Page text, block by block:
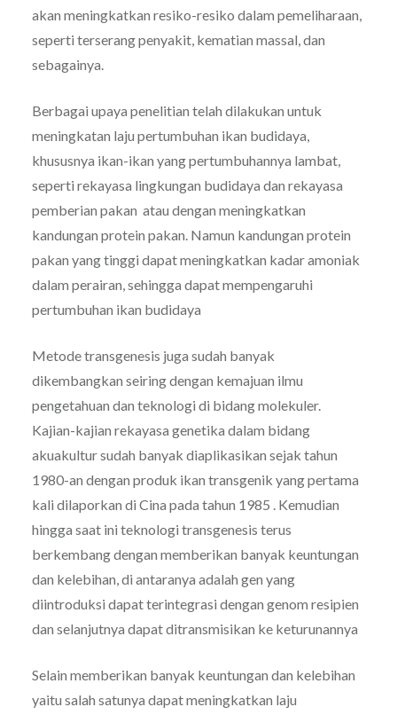
akan meningkatkan resiko-resiko dalam pemeliharaan,
seperti terserang penyakit, kematian massal, dan
sebagainya.
Berbagai upaya penelitian telah dilakukan untuk
meningkatan laju pertumbuhan ikan budidaya,
khususnya ikan-ikan yang pertumbuhannya lambat,
seperti rekayasa lingkungan budidaya dan rekayasa
pemberian pakan atau dengan meningkatkan
kandungan protein pakan. Namun kandungan protein
pakan yang tinggi dapat meningkatkan kadar amoniak
dalam perairan, sehingga dapat mempengaruhi
pertumbuhan ikan budidaya
Metode transgenesis juga sudah banyak
dikembangkan seiring dengan kemajuan ilmu
pengetahuan dan teknologi di bidang molekuler.
Kajian-kajian rekayasa genetika dalam bidang
akuakultur sudah banyak diaplikasikan sejak tahun
1980-an dengan produk ikan transgenik yang pertama
kali dilaporkan di Cina pada tahun 1985 . Kemudian
hingga saat ini teknologi transgenesis terus
berkembang dengan memberikan banyak keuntungan
dan kelebihan, di antaranya adalah gen yang
diintroduksi dapat terintegrasi dengan genom resipien
dan selanjutnya dapat ditransmisikan ke keturunannya
Selain memberikan banyak keuntungan dan kelebihan
yaitu salah satunya dapat meningkatkan laju